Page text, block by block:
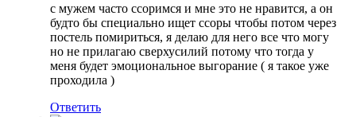
с мужем часто ссоримся и мне это не нравится, а он
будто бы специально ищет ссоры чтобы потом через
постель помириться, я делаю для него все что могу
но не прилагаю сверхусилий потому что тогда у
меня будет эмоциональное выгорание ( я такое уже
проходила )
Ответить